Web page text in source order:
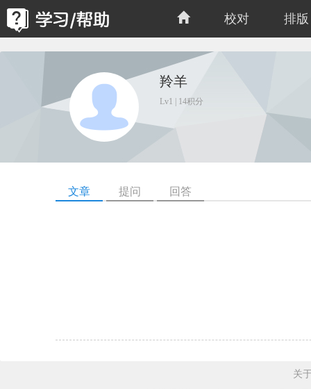
校对 排版
羚羊
Lv1 | 14积分
文章 提问 回答
关